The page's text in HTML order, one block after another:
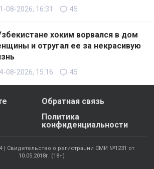
1-08-2026, 16:31 45
хоким ворвался в дом
и отругал ее за некрасивую
4-08-2026, 15:16 45
Обратная связь
Политика
конфиденциальности
| Свидетельство о регистрации СМИ №1231 от
10.05.2018г. (18+)